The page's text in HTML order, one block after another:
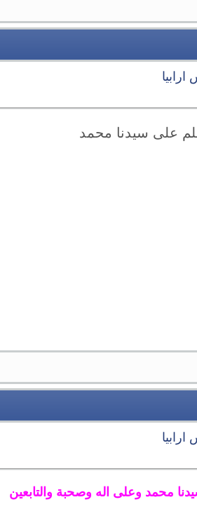
على سيدنا محمد
محمد وعلى اله وصحبة والتابعين